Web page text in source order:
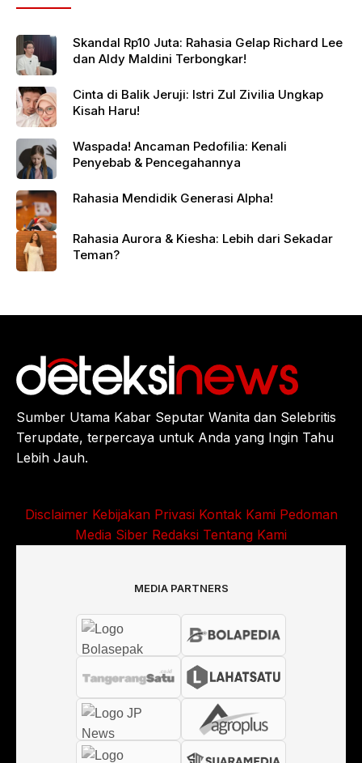
Skandal Rp10 Juta: Rahasia Gelap Richard Lee
dan Aldy Maldini Terbongkar!
Cinta di Balik Jeruji: Istri Zul Zivilia Ungkap
Kisah Haru!
Waspada! Ancaman Pedofilia: Kenali
Penyebab & Pencegahannya
Rahasia Mendidik Generasi Alpha!
Rahasia Aurora & Kiesha: Lebih dari Sekadar
Teman?
Sumber Utama Kabar Seputar Wanita dan Selebritis
Terupdate, terpercaya untuk Anda yang Ingin Tahu
Lebih Jauh.
Disclaimer Kebijakan Privasi Kontak Kami Pedoman
Media Siber Redaksi Tentang Kami
MEDIA PARTNERS